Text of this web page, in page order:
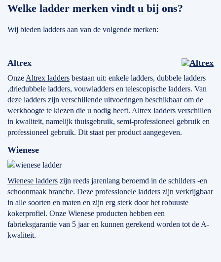
Welke ladder merken vindt u bij ons?
Wij bieden ladders aan van de volgende merken:
Altrex
Onze Altrex ladders bestaan uit: enkele ladders, dubbele ladders
,driedubbele ladders, vouwladders en telescopische ladders. Van
deze ladders zijn verschillende uitvoeringen beschikbaar om de
werkhoogte te kiezen die u nodig heeft. Altrex ladders verschillen
in kwaliteit, namelijk thuisgebruik, semi-professioneel gebruik en
professioneel gebruik. Dit staat per product aangegeven.
Wienese
Wienese ladders zijn reeds jarenlang beroemd in de schilders -en
schoonmaak branche. Deze professionele ladders zijn verkrijgbaar
in alle soorten en maten en zijn erg sterk door het robuuste
kokerprofiel. Onze Wienese producten hebben een
fabrieksgarantie van 5 jaar en kunnen gerekend worden tot de A-
kwaliteit.